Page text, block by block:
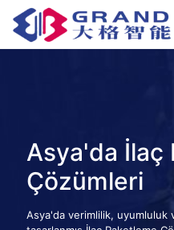
Asya'da İlaç
Çözümleri
Asya'da verimlilik, uyumluluk